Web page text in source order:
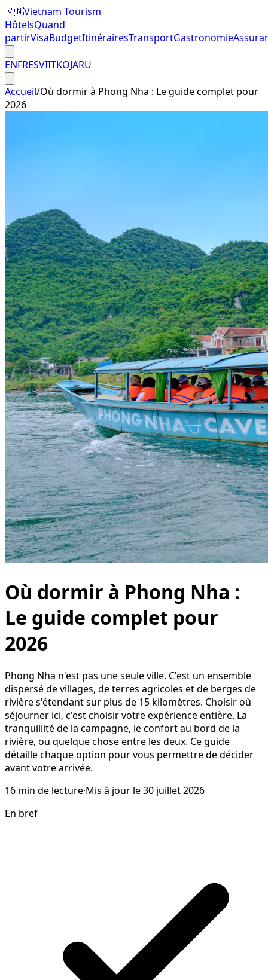
🇻🇳Vietnam Tourism
HôtelsQuand
partirVisaBudgetItinérairesTransportGastronomie
ENFRESVIITKOJARU
Accueil/Où dormir à Phong Nha : Le guide complet pour
2026
Où dormir à Phong Nha :
Le guide complet pour
2026
Phong Nha n'est pas une seule ville. C'est un ensemble
dispersé de villages, de terres agricoles et de berges de
rivière s'étendant sur plus de 15 kilomètres. Choisir où
séjourner ici, c'est choisir votre expérience entière. La
tranquillité de la campagne, le confort au bord de la
rivière, ou quelque chose entre les deux. Ce guide
détaille chaque option pour vous permettre de décider
avant votre arrivée.
16 min de lecture·Mis à jour le30 juillet 2026
En bref